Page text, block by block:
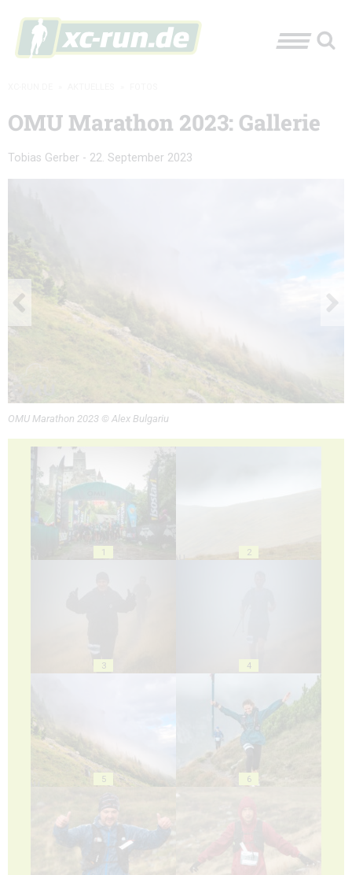
OMU Marathon 2023: Gallerie
Tobias Gerber - 22. September 2023
OMU Marathon 2023 © Alex Bulgariu
1 2
3 4
5 6